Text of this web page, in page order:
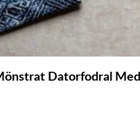
Datorfodral Med